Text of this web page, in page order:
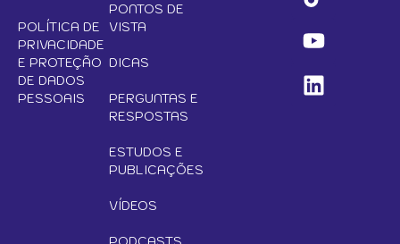
POLÍTICA DE
PRIVACIDADE
E PROTEÇÃO
DE DADOS
PESSOAIS
PONTOS DE
VISTA
DICAS
PERGUNTAS E
RESPOSTAS
ESTUDOS E
PUBLICAÇÕES
VÍDEOS